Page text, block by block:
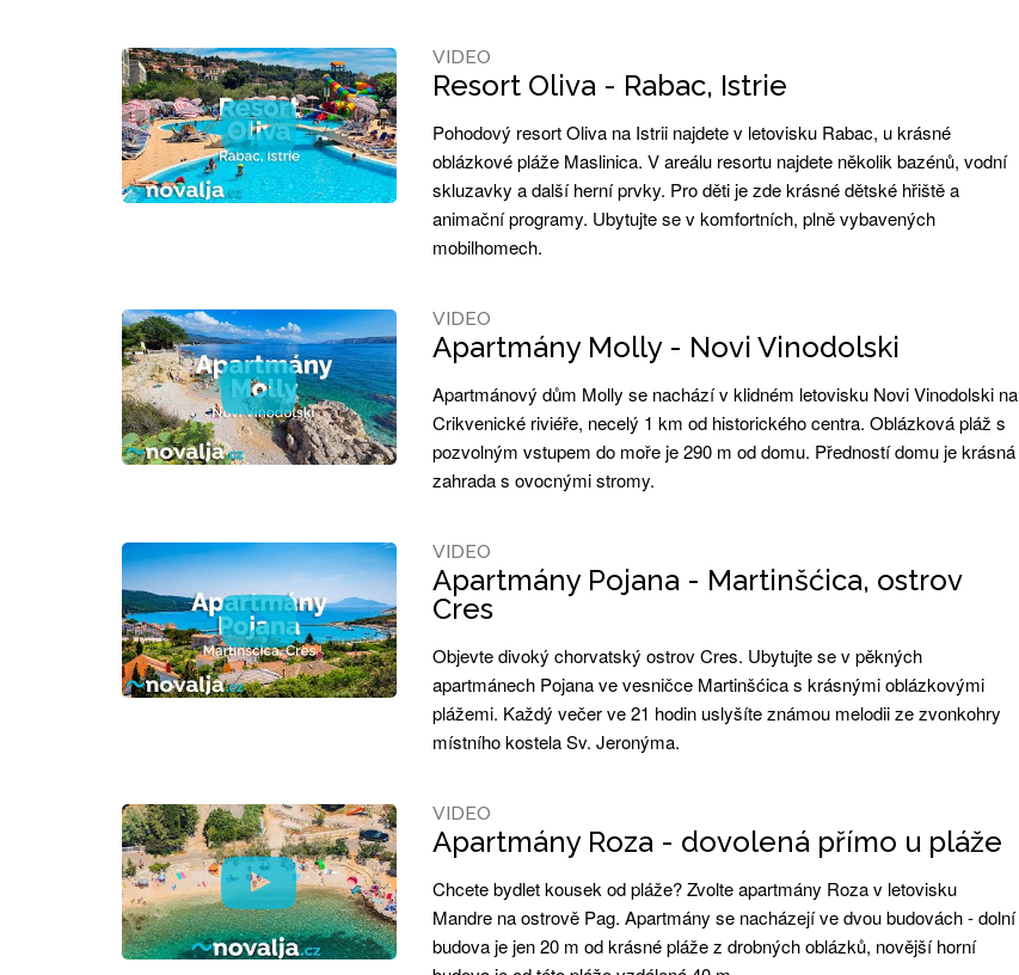
VIDEO
Resort Oliva - Rabac, Istrie
Pohodový resort Oliva na Istrii najdete v letovisku Rabac, u krásné
oblázkové pláže Maslinica. V areálu resortu najdete několik bazénů, vodní
skluzavky a další herní prvky. Pro děti je zde krásné dětské hřiště a
animační programy. Ubytujte se v komfortních, plně vybavených
mobilhomech.
VIDEO
Apartmány Molly - Novi Vinodolski
Apartmánový dům Molly se nachází v klidném letovisku Novi Vinodolski na
Crikvenické riviéře, necelý 1 km od historického centra. Oblázková pláž s
pozvolným vstupem do moře je 290 m od domu. Předností domu je krásná
zahrada s ovocnými stromy.
VIDEO
Apartmány Pojana - Martinšćica, ostrov
Cres
Objevte divoký chorvatský ostrov Cres. Ubytujte se v pěkných
apartmánech Pojana ve vesničce Martinšćica s krásnými oblázkovými
plážemi. Každý večer ve 21 hodin uslyšíte známou melodii ze zvonkohry
místního kostela Sv. Jeronýma.
VIDEO
Apartmány Roza - dovolená přímo u pláže
Chcete bydlet kousek od pláže? Zvolte apartmány Roza v letovisku
Mandre na ostrově Pag. Apartmány se nacházejí ve dvou budovách - dolní
budova je jen 20 m od krásné pláže z drobných oblázků, novější horní